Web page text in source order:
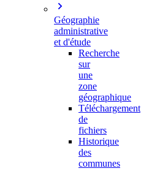
Géographie
administrative
et d'étude
Recherche
sur
une
zone
géographique
Téléchargement
de
fichiers
Historique
des
communes